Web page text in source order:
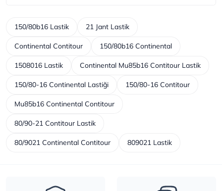
150/80b16 Lastik 21 Jant Lastik
Continental Contitour 150/80b16 Continental
1508016 Lastik Continental Mu85b16 Contitour Lastik
150/80-16 Continental Lastiği 150/80-16 Contitour
Mu85b16 Continental Contitour
80/90-21 Contitour Lastik
80/9021 Continental Contitour 809021 Lastik